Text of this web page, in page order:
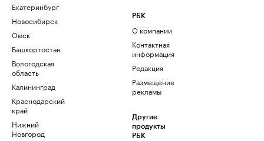
Екатеринбург
Новосибирск
Омск
Башкортостан
Вологодская
область
Калининград
Краснодарский
край
Нижний
Новгород
РБК
О компании
Контактная
информация
Редакция
Размещение
рекламы
Другие
продукты
РБК